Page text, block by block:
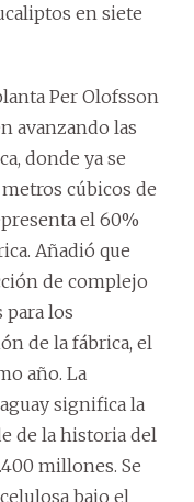
en siete
Per Olofsson
avanzando las
donde ya se
cúbicos de
el 60%
Añadió que
de complejo
para los
de la fábrica, el
año. La
significa la
de la historia del
millones. Se
bajo el